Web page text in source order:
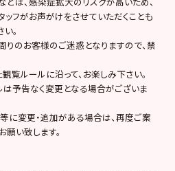
ッフがお声がけをさせていただくことも
。
のお客様のご迷惑となりますので、禁
ルールに沿って、お楽しみ下さい。
予告なく変更となる場合がございま
に変更・追加がある場合は、再度ご案
い致します。